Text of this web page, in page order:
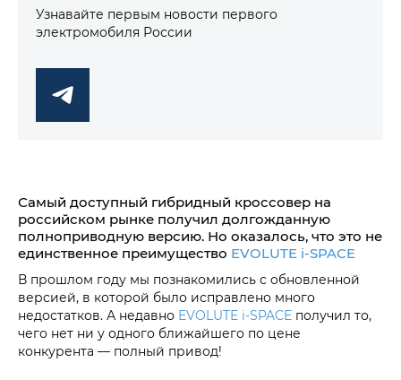
Узнавайте первым новости первого
электромобиля России
Самый доступный гибридный кроссовер на
российском рынке получил долгожданную
полноприводную версию. Но оказалось, что это не
единственное преимущество EVOLUTE i‑SPACE
В прошлом году мы познакомились с обновленной
версией, в которой было исправлено много
недостатков. А недавно EVOLUTE i‑SPACE получил то,
чего нет ни у одного ближайшего по цене
конкурента — полный привод!